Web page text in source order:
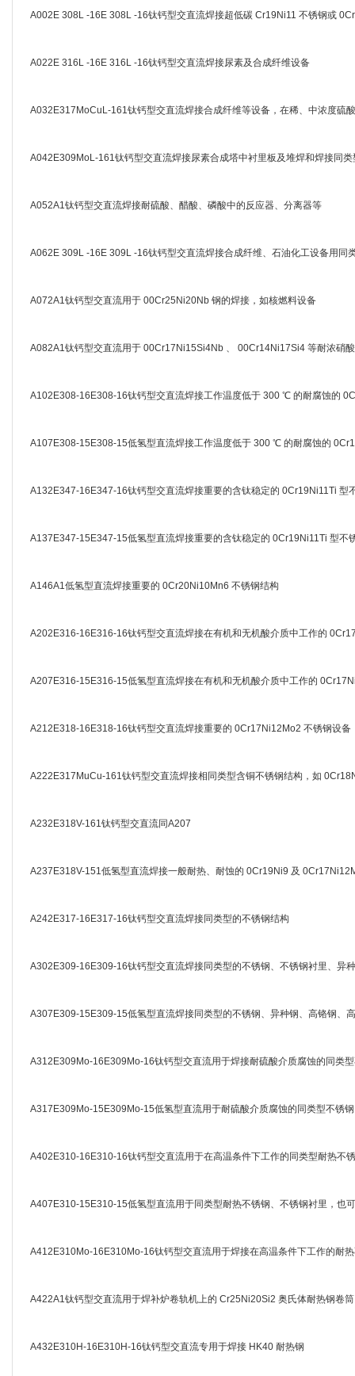
A002E 308L -16E 308L -16钛钙型交直流焊接超低碳 Cr19Ni11 不锈钢或
A022E 316L -16E 316L -16钛钙型交直流焊接尿素及合成纤维设备
A032E317MoCuL-161钛钙型交直流焊接合成纤维等设备，在稀、中浓度硫
A042E309MoL-161钛钙型交直流焊接尿素合成塔中衬里板及堆焊和焊接同类
A052A1钛钙型交直流焊接耐硫酸、醋酸、磷酸中的反应器、分离器等
A062E 309L -16E 309L -16钛钙型交直流焊接合成纤维、石油化工设备用同
A072A1钛钙型交直流用于 00Cr25Ni20Nb 钢的焊接，如核燃料设备
A082A1钛钙型交直流用于 00Cr17Ni15Si4Nb 、 00Cr14Ni17Si4 等耐浓硝
A102E308-16E308-16钛钙型交直流焊接工作温度低于 300 ℃ 的耐腐蚀的
A107E308-15E308-15低氢型直流焊接工作温度低于 300 ℃ 的耐腐蚀的
A132E347-16E347-16钛钙型交直流焊接重要的含钛稳定的 0Cr19Ni11Ti 型
A137E347-15E347-15低氢型直流焊接重要的含钛稳定的 0Cr19Ni11Ti 型不
A146A1低氢型直流焊接重要的 0Cr20Ni10Mn6 不锈钢结构
A202E316-16E316-16钛钙型交直流焊接在有机和无机酸介质中工作的
A207E316-15E316-15低氢型直流焊接在有机和无机酸介质中工作的
A212E318-16E318-16钛钙型交直流焊接重要的 0Cr17Ni12Mo2 不锈钢设备
A222E317MuCu-161钛钙型交直流焊接相同类型含铜不锈钢结构，如
A232E318V-161钛钙型交直流同A207
A237E318V-151低氢型直流焊接一般耐热、耐蚀的 0Cr19Ni9 及
A242E317-16E317-16钛钙型交直流焊接同类型的不锈钢结构
A302E309-16E309-16钛钙型交直流焊接同类型的不锈钢、不锈钢衬里、异
A307E309-15E309-15低氢型直流焊接同类型的不锈钢、异种钢、高铬钢、
A312E309Mo-16E309Mo-16钛钙型交直流用于焊接耐硫酸介质腐蚀的同类
A317E309Mo-15E309Mo-15低氢型直流用于耐硫酸介质腐蚀的同类型不锈
A402E310-16E310-16钛钙型交直流用于在高温条件下工作的同类型耐热不
A407E310-15E310-15低氢型直流用于同类型耐热不锈钢、不锈钢衬里，也
A412E310Mo-16E310Mo-16钛钙型交直流用于焊接在高温条件下工作的耐
A422A1钛钙型交直流用于焊补炉卷轨机上的 Cr25Ni20Si2 奥氏体耐热钢卷筒
A432E310H-16E310H-16钛钙型交直流专用于焊接 HK40 耐热钢